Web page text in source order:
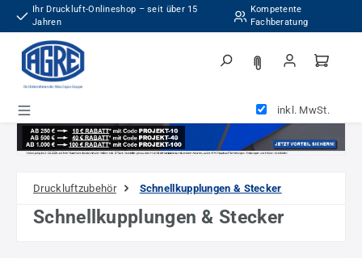
Zum Hauptinhalt springen
Ihr Druckluft-Onlineshop – seit über 15
Jahren
Kompetente
Fachberatung
inkl. MwSt.
Druckluftzubehör Schnellkupplungen & Stecker
Schnellkupplungen & Stecker